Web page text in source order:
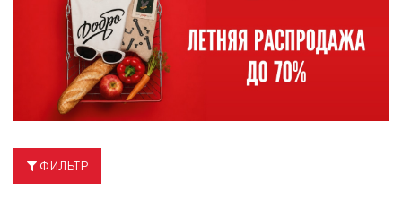
ФИЛЬТР